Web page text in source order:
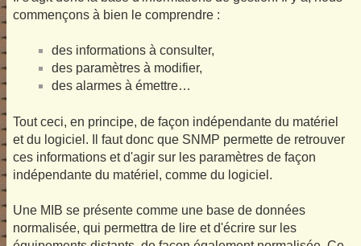
commençons à bien le comprendre :
des informations à consulter,
des paramètres à modifier,
des alarmes à émettre…
Tout ceci, en principe, de façon indépendante du matériel
et du logiciel. Il faut donc que SNMP permette de retrouver
ces informations et d'agir sur les paramètres de façon
indépendante du matériel, comme du logiciel.
Une MIB se présente comme une base de données
normalisée, qui permettra de lire et d'écrire sur les